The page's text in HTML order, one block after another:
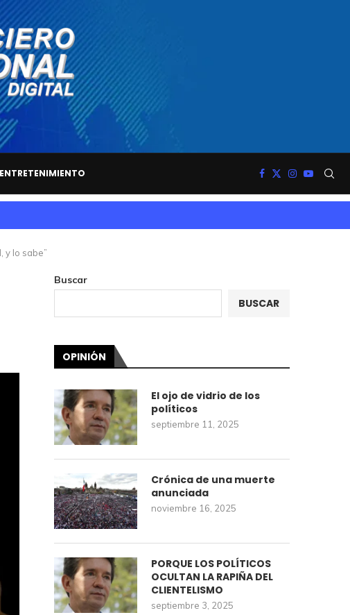
ENTRETENIMIENTO
y lo sabe”
Buscar
BUSCAR
OPINIÓN
El ojo de vidrio de los
políticos
septiembre 11, 2025
Crónica de una muerte
anunciada
noviembre 16, 2025
PORQUE LOS POLÍTICOS
OCULTAN LA RAPIÑA DEL
CLIENTELISMO
septiembre 3, 2025